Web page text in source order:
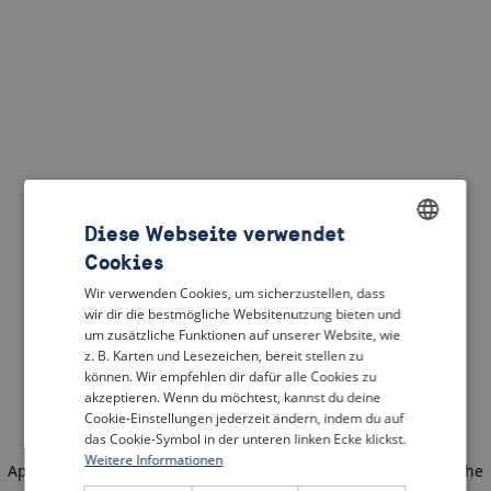
Application error: a client-side exception has occurred
(see the
DUTCH
FRENCH
GERMAN
Diese Webseite verwendet
Cookies
Wir verwenden Cookies, um sicherzustellen, dass
wir dir die bestmögliche Websitenutzung bieten und
um zusätzliche Funktionen auf unserer Website, wie
z. B. Karten und Lesezeichen, bereit stellen zu
können. Wir empfehlen dir dafür alle Cookies zu
akzeptieren. Wenn du möchtest, kannst du deine
Cookie-Einstellungen jederzeit ändern, indem du auf
das Cookie-Symbol in der unteren linken Ecke klickst.
Weitere Informationen